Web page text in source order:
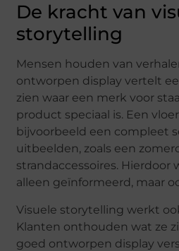
De kracht van
storytelling
Mensen houden van
ontworpen display vertelt
zien waar een merk voor
product speciaal is. Een
bijvoorbeeld een compleet
uitbeelden, zoals een
strandaccessoires.
alleen geïnformeerd, maar
Visuele storytelling werkt
Klanten onthouden wat ze
goed ontworpen display